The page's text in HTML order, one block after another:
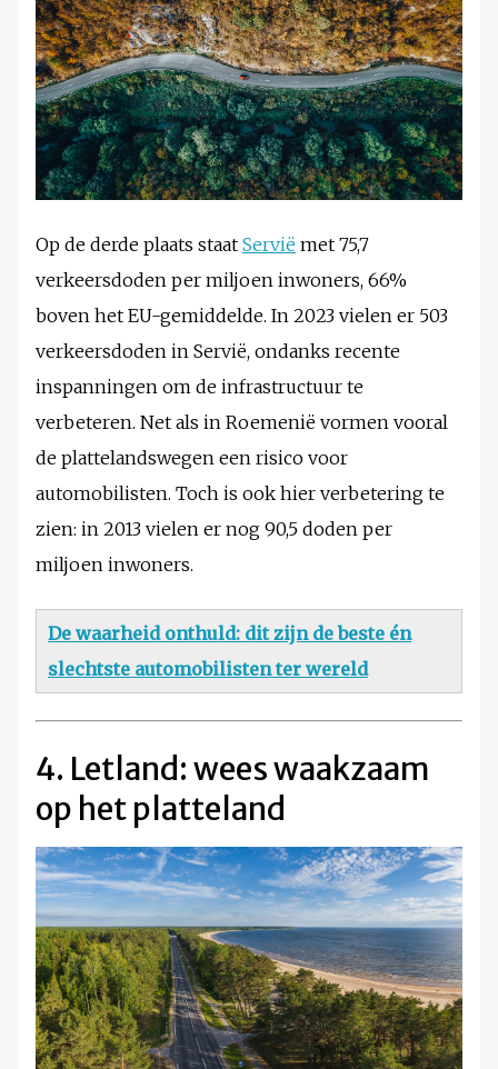
Op de derde plaats staat Servië met 75,7
verkeersdoden per miljoen inwoners, 66%
boven het EU-gemiddelde. In 2023 vielen er 503
verkeersdoden in Servië, ondanks recente
inspanningen om de infrastructuur te
verbeteren. Net als in Roemenië vormen vooral
de plattelandswegen een risico voor
automobilisten. Toch is ook hier verbetering te
zien: in 2013 vielen er nog 90,5 doden per
miljoen inwoners.
De waarheid onthuld: dit zijn de beste én
slechtste automobilisten ter wereld
4. Letland: wees waakzaam
op het platteland